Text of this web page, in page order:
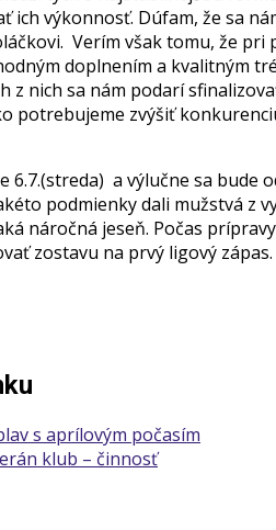
ich výkonnosť. Dúfam, že sa
Verím však tomu, že
doplnením a kvalitným
z nich sa nám podarí
potrebujeme zvýšiť
6.7.(streda) a výlučne sa bude
podmienky dali mužstvá
náročná jeseň. Počas
zostavu na prvý ligový zápas.
s aprílovým počasím
klub – činnosť